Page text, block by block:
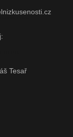
Tesař